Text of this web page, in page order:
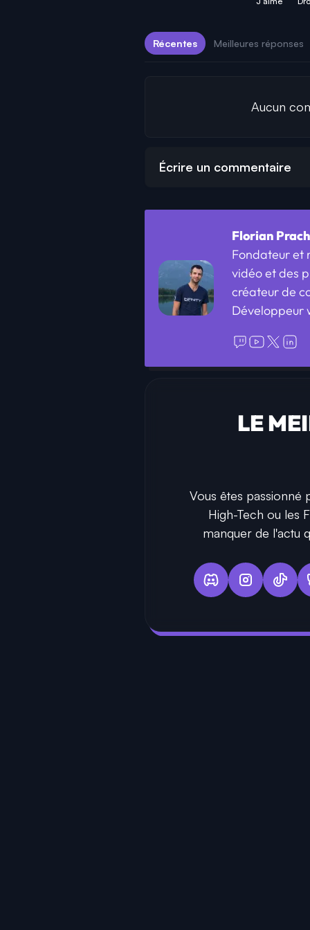
Récentes Meilleures réponses
Aucun
Écrire un commentaire
Florian
Fondateur et
vidéo et des
créateur de
Développeur
LE
Vous êtes passionné
High-Tech ou les
manquer de l'actu